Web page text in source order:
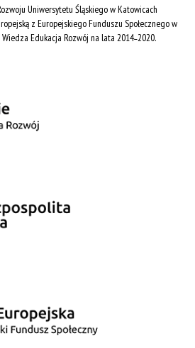
Uniwersytetu Śląskiego w Katowicach
z Europejskiego Funduszu Społecznego w
Edukacja Rozwój na lata 2014˗2020.